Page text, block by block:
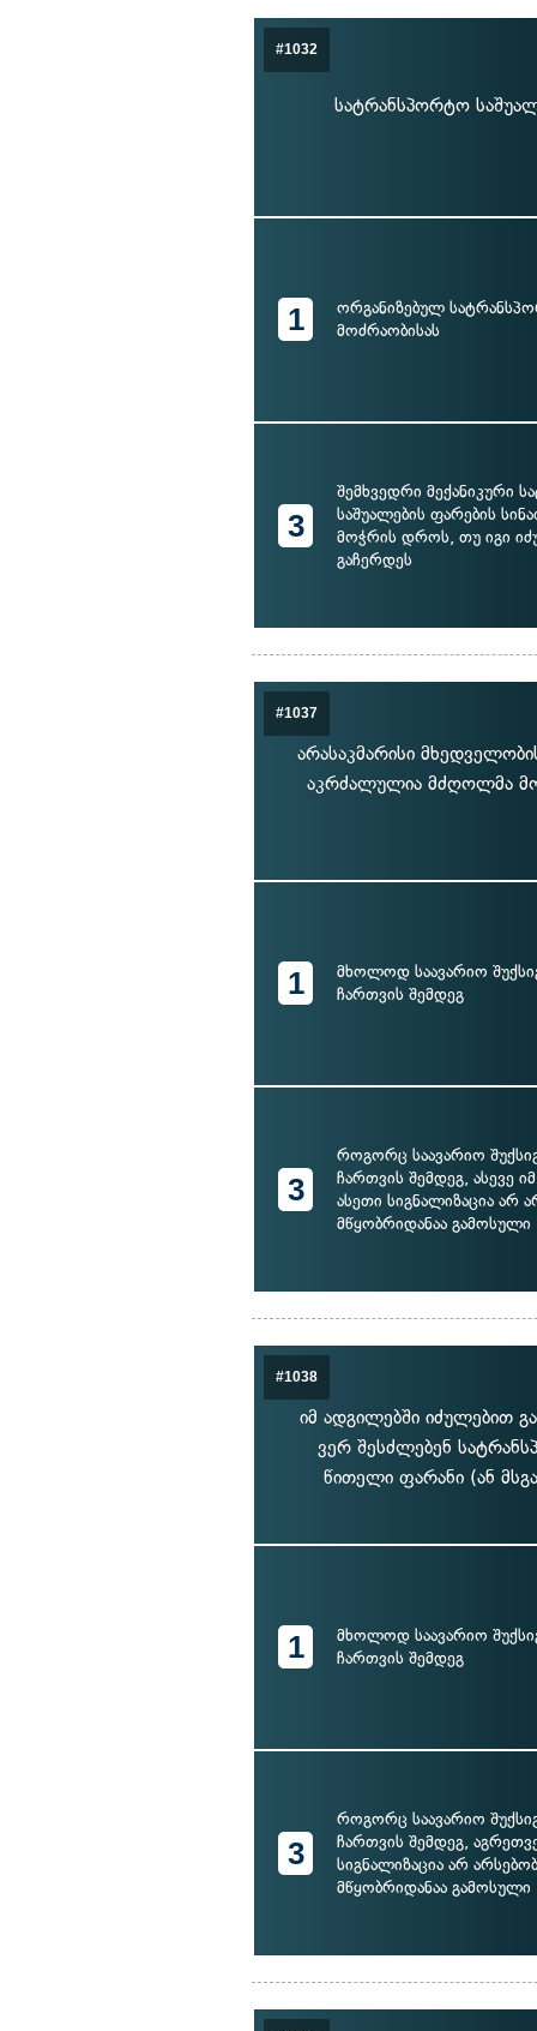
#1032
სატრანსპორტო
1
ორგანიზებულ
მოძრაობისას
3
შემხვედრი მექანიკური
საშუალების ფარების
მოჭრის დროს, თუ იგი
გაჩერდეს
#1037
არასაკმარისი
აკრძალულია მძღოლმა
1
მხოლოდ საავარიო
ჩართვის შემდეგ
3
როგორც საავარიო
ჩართვის შემდეგ, ასევე
ასეთი სიგნალიზაცია არ
მწყობრიდანაა გამოსული
#1038
იმ ადგილებში იძულებით
ვერ შესძლებენ
წითელი ფარანი (ან
1
მხოლოდ საავარიო
ჩართვის შემდეგ
3
როგორც საავარიო
ჩართვის შემდეგ,
სიგნალიზაცია არ
მწყობრიდანაა გამოსული